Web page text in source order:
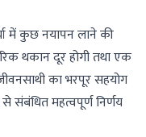
में कुछ नयापन लाने की
थकान दूर होगी तथा एक
का भरपूर सहयोग
महत्वपूर्ण निर्णय